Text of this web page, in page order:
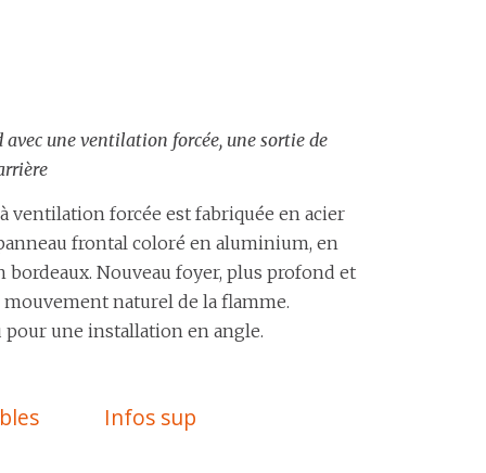
avec une ventilation forcée, une sortie de
ventilation forcée est fabriquée en acier
frontal coloré en aluminium, en
bordeaux. Nouveau foyer, plus profond et
naturel de la flamme.
une installation en angle.
Infos sup